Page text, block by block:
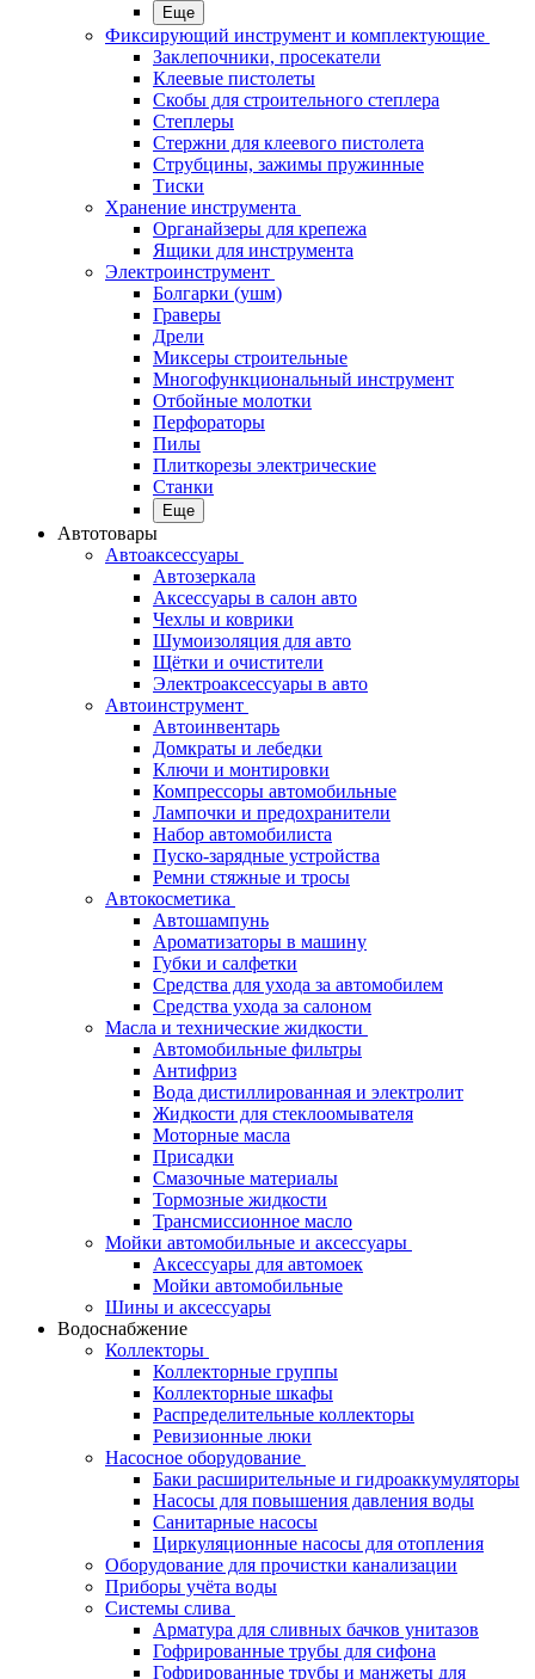
Еще
Фиксирующий инструмент и комплектующие
Заклепочники, просекатели
Клеевые пистолеты
Скобы для строительного степлера
Степлеры
Стержни для клеевого пистолета
Струбцины, зажимы пружинные
Тиски
Хранение инструмента
Органайзеры для крепежа
Ящики для инструмента
Электроинструмент
Болгарки (ушм)
Граверы
Дрели
Миксеры строительные
Многофункциональный инструмент
Отбойные молотки
Перфораторы
Пилы
Плиткорезы электрические
Станки
Еще
Автотовары
Автоаксессуары
Автозеркала
Аксессуары в салон авто
Чехлы и коврики
Шумоизоляция для авто
Щётки и очистители
Электроаксессуары в авто
Автоинструмент
Автоинвентарь
Домкраты и лебедки
Ключи и монтировки
Компрессоры автомобильные
Лампочки и предохранители
Набор автомобилиста
Пуско-зарядные устройства
Ремни стяжные и тросы
Автокосметика
Автошампунь
Ароматизаторы в машину
Губки и салфетки
Средства для ухода за автомобилем
Средства ухода за салоном
Масла и технические жидкости
Автомобильные фильтры
Антифриз
Вода дистиллированная и электролит
Жидкости для стеклоомывателя
Моторные масла
Присадки
Смазочные материалы
Тормозные жидкости
Трансмиссионное масло
Мойки автомобильные и аксессуары
Аксессуары для автомоек
Мойки автомобильные
Шины и аксессуары
Водоснабжение
Коллекторы
Коллекторные группы
Коллекторные шкафы
Распределительные коллекторы
Ревизионные люки
Насосное оборудование
Баки расширительные и гидроаккумуляторы
Насосы для повышения давления воды
Санитарные насосы
Циркуляционные насосы для отопления
Оборудование для прочистки канализации
Приборы учёта воды
Системы слива
Арматура для сливных бачков унитазов
Гофрированные трубы для сифона
Гофрированные трубы и манжеты для